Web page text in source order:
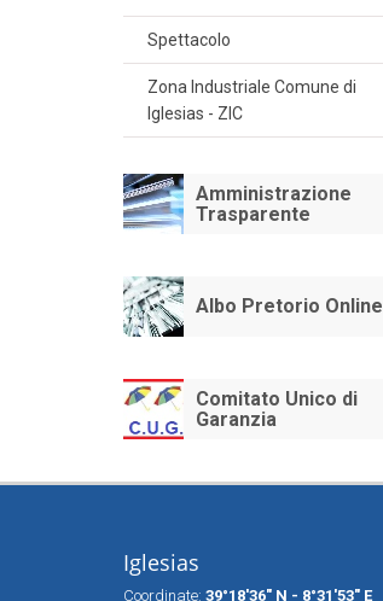
Spettacolo
Zona Industriale Comune di
Iglesias - ZIC
Amministrazione
Trasparente
Albo Pretorio Online
Comitato Unico di
Garanzia
Iglesias
Coordinate: 39°18'36" N - 8°31'53" E